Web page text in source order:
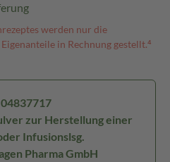
werden nur die
in Rechnung gestellt.⁴
zur Herstellung einer
Infusionslsg.
Pharma GmbH